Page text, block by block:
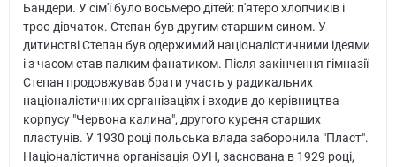
Бандери. У сім'ї було восьмеро дітей: п'ятеро хлопчиків і
троє дівчаток. Степан був другим старшим сином. У
дитинстві Степан був одержимий націоналістичними ідеями
і з часом став палким фанатиком. Після закінчення гімназії
Степан продовжував брати участь у радикальних
націоналістичних організаціях і входив до керівництва
корпусу "Червона калина", другого куреня старших
пластунів. У 1930 році польська влада заборонила "Пласт".
Націоналістична організація ОУН, заснована в 1929 році,